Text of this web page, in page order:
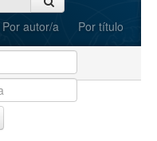
Por autor/a Por título